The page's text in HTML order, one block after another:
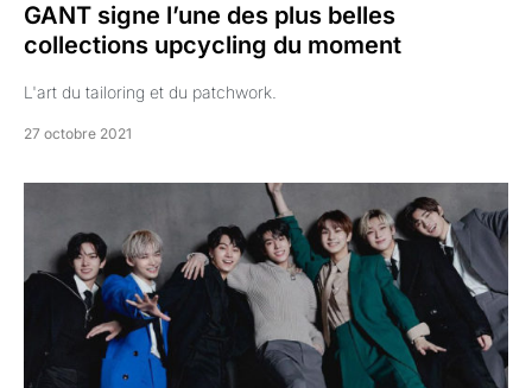
GANT signe l’une des plus belles
collections upcycling du moment
L'art du tailoring et du patchwork.
27 octobre 2021